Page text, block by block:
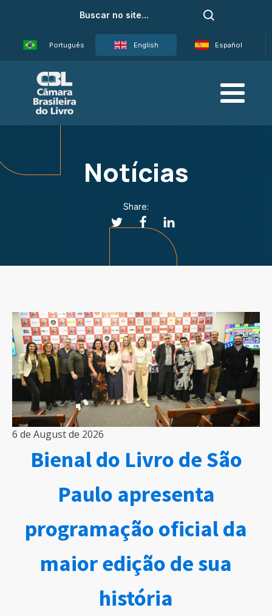
Português English Español
Notícias
Share:
6 de August de 2026
Bienal do Livro de São
Paulo apresenta
programação oficial da
maior edição de sua
história